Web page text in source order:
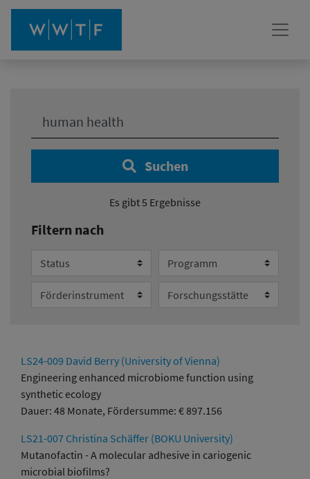
Suchen
Es gibt 5 Ergebnisse
Filtern nach
Status Programm
Förderinstrument Forschungsstätte
LS24-009 David Berry (University of Vienna)
Engineering enhanced microbiome function using
synthetic ecology
Dauer: 48 Monate, Fördersumme: € 897.156
LS21-007 Christina Schäffer (BOKU University)
Mutanofactin - A molecular adhesive in cariogenic
microbial biofilms?